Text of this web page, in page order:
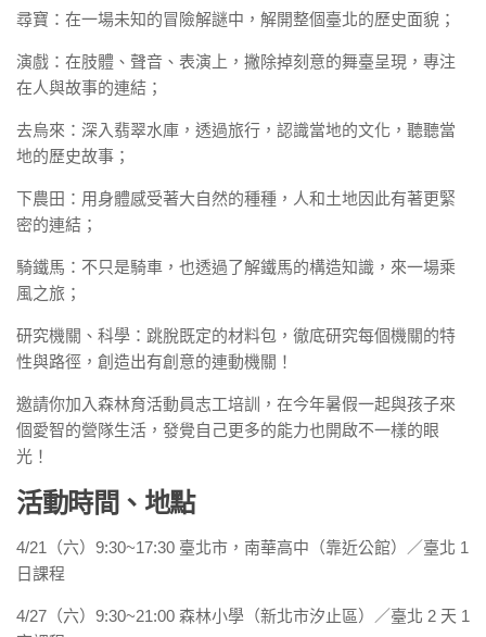
尋寶：在一場未知的冒險解謎中，解開整個臺北的歷史面貌；
演戲：在肢體、聲音、表演上，撇除掉刻意的舞臺呈現，專注
在人與故事的連結；
去烏來：深入翡翠水庫，透過旅行，認識當地的文化，聽聽當
地的歷史故事；
下農田：用身體感受著大自然的種種，人和土地因此有著更緊
密的連結；
騎鐵馬：不只是騎車，也透過了解鐵馬的構造知識，來一場乘
風之旅；
研究機關、科學：跳脫既定的材料包，徹底研究每個機關的特
性與路徑，創造出有創意的連動機關！
邀請你加入森林育活動員志工培訓，在今年暑假一起與孩子來
個愛智的營隊生活，發覺自己更多的能力也開啟不一樣的眼
光！
活動時間、地點
4/21（六）9:30~17:30 臺北市，南華高中（靠近公館）／臺北 1
日課程
4/27（六）9:30~21:00 森林小學（新北市汐止區）／臺北 2 天 1